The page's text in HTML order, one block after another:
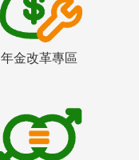
年金改革專區